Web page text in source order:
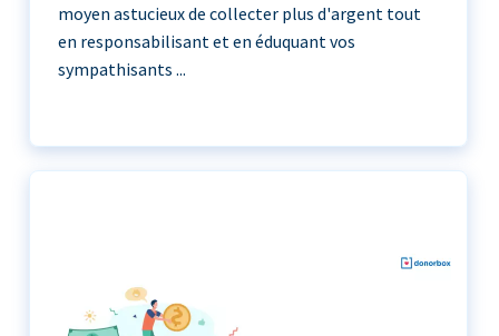
moyen astucieux de collecter plus d'argent tout
en responsabilisant et en éduquant vos
sympathisants ...